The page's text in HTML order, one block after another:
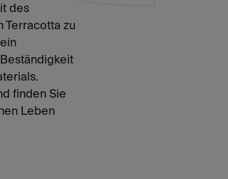
des
Terracotta zu
finden Sie
Leben